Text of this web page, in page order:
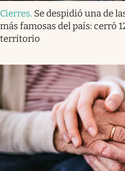
Cierres. Se despidió una de
más famosas del país: cerró
territorio